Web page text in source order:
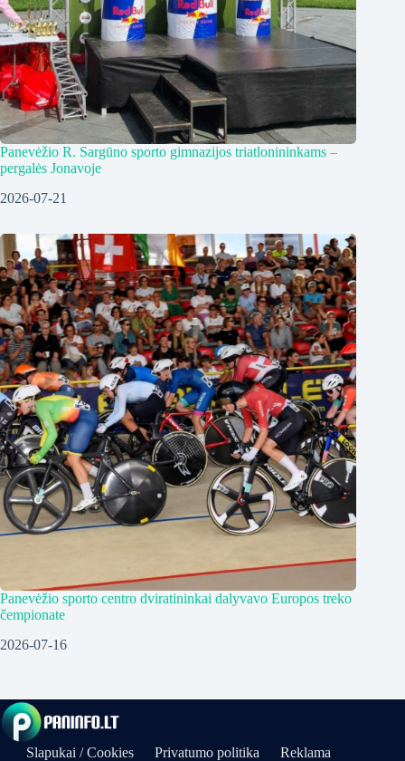
Panevėžio R. Sargūno sporto gimnazijos triatlonininkams –
pergalės Jonavoje
2026-07-21
Panevėžio sporto centro dviratininkai dalyvavo Europos treko
čempionate
2026-07-16
Slapukai / Cookies Privatumo politika
Reklama